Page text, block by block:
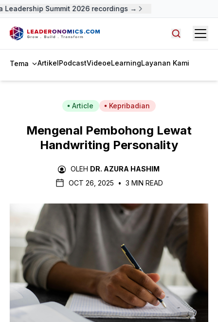
Summit 2026 recordings →
Tema ArtikelPodcastVideoeLearningLayanan Kami
Article Kepribadian
Mengenal Pembohong Lewat
Handwriting Personality
OLEH DR. AZURA HASHIM
OCT 26, 2025
• 3 MIN READ